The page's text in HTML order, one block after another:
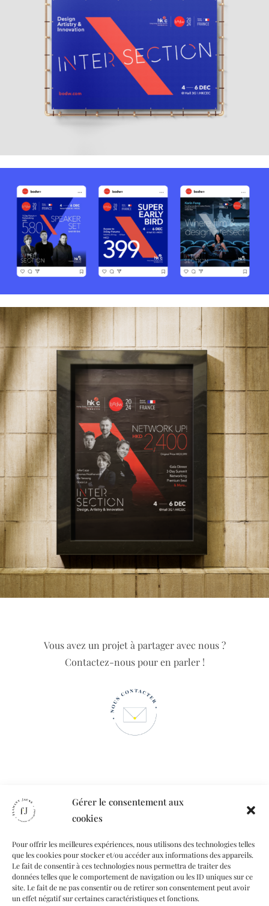
Gérer le consentement aux
cookies
Pour offrir les meilleures expériences, nous utilisons des technologies telles
que les cookies pour stocker et/ou accéder aux informations des appareils.
Le fait de consentir à ces technologies nous permettra de traiter des
données telles que le comportement de navigation ou les ID uniques sur ce
site. Le fait de ne pas consentir ou de retirer son consentement peut avoir
un effet négatif sur certaines caractéristiques et fonctions.
Vous avez un projet à partager avec nous ?
Contactez-nous pour en parler !